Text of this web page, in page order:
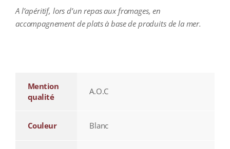
A l’apéritif, lors d’un repas aux fromages, en
accompagnement de plats à base de produits de la mer.
Mention
qualité
A.O.C
Couleur Blanc